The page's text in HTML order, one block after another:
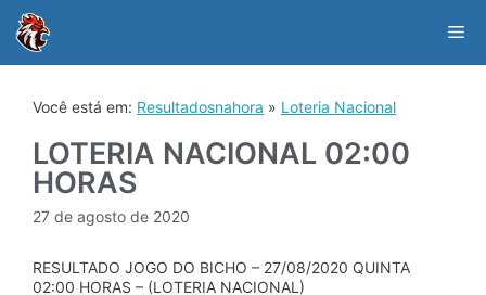
content
Você está em: Resultadosnahora » Loteria Nacional
LOTERIA NACIONAL 02:00
HORAS
27 de agosto de 2020
RESULTADO JOGO DO BICHO – 27/08/2020 QUINTA
02:00 HORAS – (LOTERIA NACIONAL)